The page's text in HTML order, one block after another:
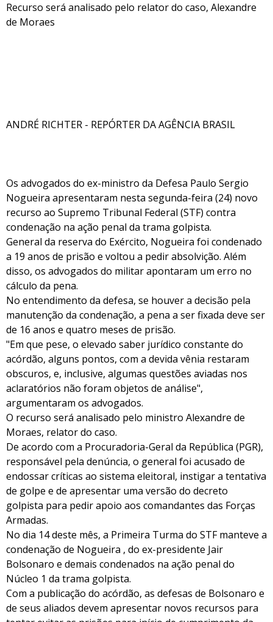
Recurso será analisado pelo relator do caso, Alexandre
de Moraes
ANDRÉ RICHTER - REPÓRTER DA AGÊNCIA BRASIL
Os advogados do ex-ministro da Defesa Paulo Sergio
Nogueira apresentaram nesta segunda-feira (24) novo
recurso ao Supremo Tribunal Federal (STF) contra
condenação na ação penal da trama golpista.
General da reserva do Exército, Nogueira foi condenado
a 19 anos de prisão e voltou a pedir absolvição. Além
disso, os advogados do militar apontaram um erro no
cálculo da pena.
No entendimento da defesa, se houver a decisão pela
manutenção da condenação, a pena a ser fixada deve ser
de 16 anos e quatro meses de prisão.
"Em que pese, o elevado saber jurídico constante do
acórdão, alguns pontos, com a devida vênia restaram
obscuros, e, inclusive, algumas questões aviadas nos
aclaratórios não foram objetos de análise",
argumentaram os advogados.
O recurso será analisado pelo ministro Alexandre de
Moraes, relator do caso.
De acordo com a Procuradoria-Geral da República (PGR),
responsável pela denúncia, o general foi acusado de
endossar críticas ao sistema eleitoral, instigar a tentativa
de golpe e de apresentar uma versão do decreto
golpista para pedir apoio aos comandantes das Forças
Armadas.
No dia 14 deste mês, a Primeira Turma do STF manteve a
condenação de Nogueira , do ex-presidente Jair
Bolsonaro e demais condenados na ação penal do
Núcleo 1 da trama golpista.
Com a publicação do acórdão, as defesas de Bolsonaro e
de seus aliados devem apresentar novos recursos para